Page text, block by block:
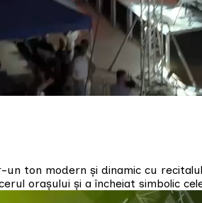
un ton modern și dinamic cu
orașului și a încheiat simbolic